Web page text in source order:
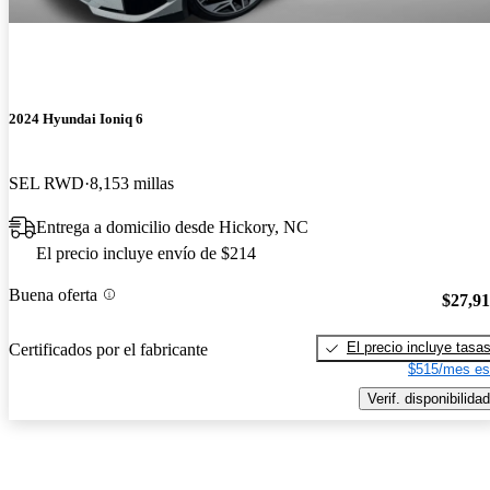
2024 Hyundai Ioniq 6
SEL RWD 8,153 millas
Entrega a domicilio desde Hickory, NC
El precio incluye envío de $214
Buena oferta
Certificados por el fabricante
El precio incluye tasas
$515/mes
Verif. disponibilidad